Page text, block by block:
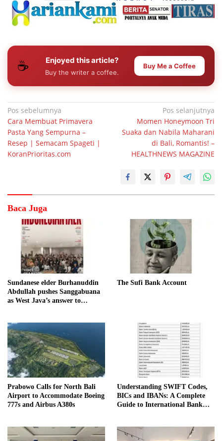
☕ Enjoyed this article?
Buy the writer a coffee.
Buy Me a Coffee
Navigasi
pos
Pos sebelumnya
Cara Membuat Primavera
Pasta Yang Sempurna –
Resep | Semacam Spageti |
KoranPrioritas.com
Pos selanjutnya
Momen Honeymoon Tri
Suaka dan Nabila Maharani
di Bali, Romantis! –
HEALTHNEWS MAGAZINE
Baca Juga
Sundanese elder Burhanuddin
Abdullah pushes Sanggabuana
as West Java’s answer to
The Sufi Bank Account
Prabowo Calls for North Bali
Airport to Accommodate Boeing
777s and Airbus A380s
Understanding SWIFT Codes,
BICs and IBANs: A Complete
Guide to International Bank